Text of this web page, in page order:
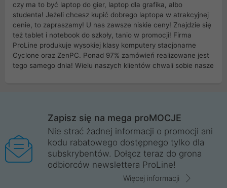
czy ma to być laptop do gier, laptop dla grafika, albo
studenta! Jeżeli chcesz kupić dobrego laptopa w atrakcyjnej
cenie, to zapraszamy! U nas zawsze niskie ceny! Znajdzie się
też tablet i notebook do szkoły, tanio w promocji! Firma
ProLine produkuje wysokiej klasy komputery stacjonarne
Cyclone oraz ZenPC. Ponad 97% zamówień realizowane jest
tego samego dnia! Wielu naszych klientów chwali sobie nasze
Wrocław, Poznań, Legnica, Katowice, Gliwice, Kalisz, Bytom,
Trzebnica, Opole. Szybka i profesjonalna obsługa!
ProLine to polska firma ze 100% polskim kapitałem. Działamy
legalnie i płacimy podatki w naszym kraju! Posiadamy siedzibę
główną w Mirkowie oraz salony na terenie kraju. Cała
komunikacja ze sklepem komputerowym ProLine jest
Zapisz się na mega proMOCJE
Nie strać żadnej informacji o promocji ani
kodu rabatowego dostępnego tylko dla
subskrybentów. Dołącz teraz do grona
odbiorców newslettera ProLine!
Więcej informacji